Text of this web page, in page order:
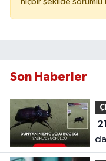
Son Haberler